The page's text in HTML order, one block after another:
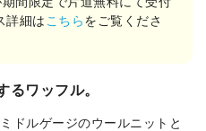
詳細は こちらをご覧くださ
ワッフル。
ドルゲージのウールニットと